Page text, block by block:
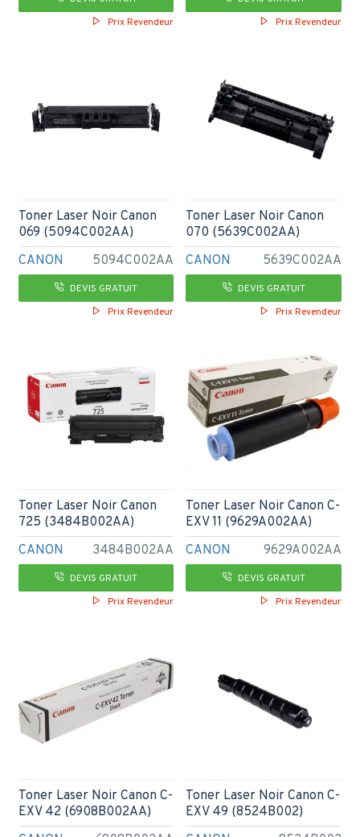
Prix Revendeur
Prix Revendeur
CANON 5094C002AA
Toner Laser Noir Canon
069 (5094C002AA)
DEVIS GRATUIT
Prix Revendeur
CANON 5639C002AA
Toner Laser Noir Canon
070 (5639C002AA)
DEVIS GRATUIT
Prix Revendeur
CANON 3484B002AA
Toner Laser Noir Canon
725 (3484B002AA)
DEVIS GRATUIT
Prix Revendeur
CANON 9629A002AA
Toner Laser Noir Canon C-
EXV 11 (9629A002AA)
DEVIS GRATUIT
Prix Revendeur
Toner Laser Noir Canon C-
EXV 42 (6908B002AA)
Toner Laser Noir Canon C-
EXV 49 (8524B002)